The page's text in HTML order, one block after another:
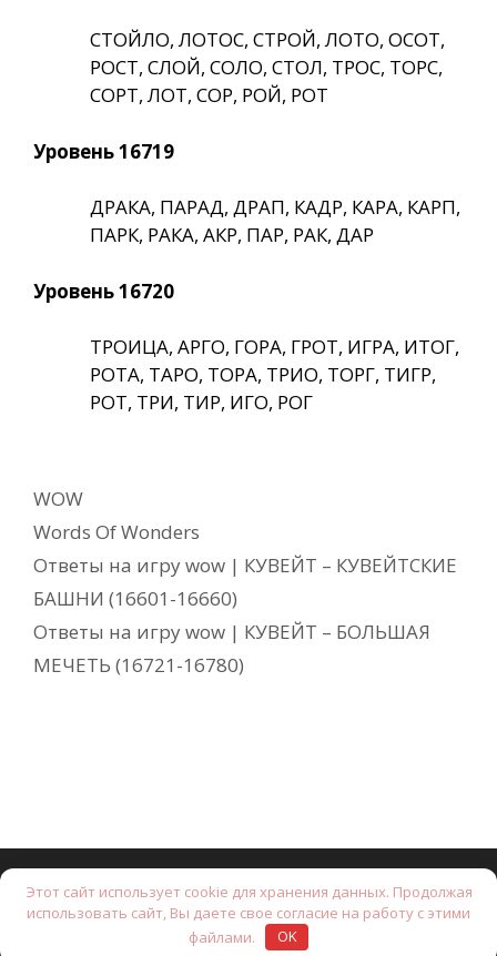
СТОЙЛО, ЛОТОС, СТРОЙ, ЛОТО, ОСОТ,
РОСТ, СЛОЙ, СОЛО, СТОЛ, ТРОС, ТОРС,
СОРТ, ЛОТ, СОР, РОЙ, РОТ
Уровень 16719
ДРАКА, ПАРАД, ДРАП, КАДР, КАРА, КАРП,
ПАРК, РАКА, АКР, ПАР, РАК, ДАР
Уровень 16720
ТРОИЦА, АРГО, ГОРА, ГРОТ, ИГРА, ИТОГ,
РОТА, ТАРО, ТОРА, ТРИО, ТОРГ, ТИГР,
РОТ, ТРИ, ТИР, ИГО, РОГ
Рубрики
WOW
Метки
Words Of Wonders
Ответы на игру wow | КУВЕЙТ – КУВЕЙТСКИЕ
БАШНИ (16601-16660)
Ответы на игру wow | КУВЕЙТ – БОЛЬШАЯ
МЕЧЕТЬ (16721-16780)
© 2026 Brain Test: Хитрые головоломки. • Создано с
помощью
GeneratePress
Этот сайт использует cookie для хранения данных. Продолжая
использовать сайт, Вы даете свое согласие на работу с этими
файлами.
OK